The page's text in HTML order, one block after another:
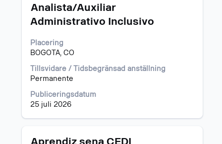
Titel
Analista/Auxiliar
Administrativo Inclusivo
Placering
BOGOTA, CO
Tillsvidare / Tidsbegränsad anställning
Permanente
Publiceringsdatum
25 juli 2026
Klicka
blankstegstangenten
att
visa
allt
innehåll
jobbeskrivningen.
Titel
Aprendiz sena CEDI
Klicka